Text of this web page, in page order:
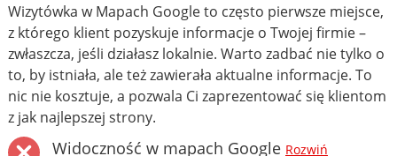
Wizytówka w Mapach Google to często pierwsze miejsce,
z którego klient pozyskuje informacje o Twojej firmie –
zwłaszcza, jeśli działasz lokalnie. Warto zadbać nie tylko o
to, by istniała, ale też zawierała aktualne informacje. To
nic nie kosztuje, a pozwala Ci zaprezentować się klientom
z jak najlepszej strony.
Widoczność w mapach Google Rozwiń